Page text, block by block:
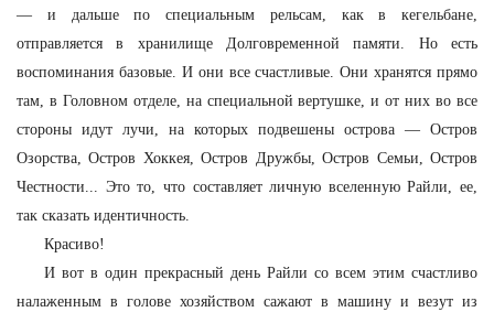
— и дальше по специальным рельсам, как в кегельбане,
отправляется в хранилище Долговременной памяти. Но есть
воспоминания базовые. И они все счастливые. Они хранятся прямо
там, в Головном отделе, на специальной вертушке, и от них во все
стороны идут лучи, на которых подвешены острова — Остров
Озорства, Остров Хоккея, Остров Дружбы, Остров Семьи, Остров
Честности... Это то, что составляет личную вселенную Райли, ее,
так сказать идентичность.
Красиво!
И вот в один прекрасный день Райли со всем этим счастливо
налаженным в голове хозяйством сажают в машину и везут из